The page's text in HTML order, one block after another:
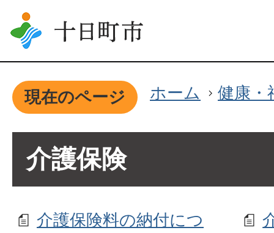
現在のページ ホーム 健康・
介護保険
介護保険料の納付につ